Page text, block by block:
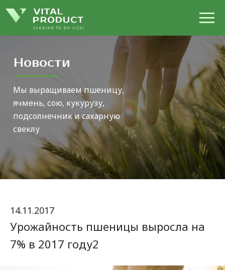
Новости
Мы выращиваем пшеницу,
ячмень, сою, кукурузу,
подсолнечник и сахарную
свеклу
14.11.2017
Урожайность пшеницы выросла на
7% в 2017 году2